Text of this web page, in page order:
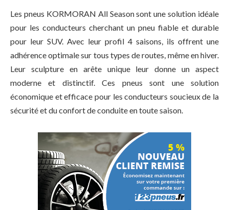
Les pneus KORMORAN All Season sont une solution idéale
pour les conducteurs cherchant un pneu fiable et durable
pour leur SUV. Avec leur profil 4 saisons, ils offrent une
adhérence optimale sur tous types de routes, même en hiver.
Leur sculpture en arête unique leur donne un aspect
moderne et distinctif. Ces pneus sont une solution
économique et efficace pour les conducteurs soucieux de la
sécurité et du confort de conduite en toute saison.